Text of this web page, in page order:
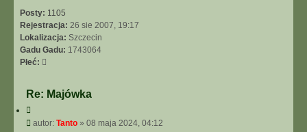
Posty: 1105
Rejestracja: 26 sie 2007, 19:17
Lokalizacja: Szczecin
Gadu Gadu: 1743064
Płeć:
Re: Majówka
yPautor: Tanto » 08 maja 2024, 04:12